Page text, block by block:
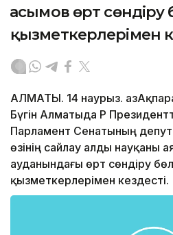
Қасымов өрт сөндіру
қызметкерлерімен
АЛМАТЫ. 14 наурыз.
Бүгін Алматыда ҚР
Парламент Сенатының
өзінің сайлау алды науқаны
ауданындағы өрт сөндіру
қызметкерлерімен кездесті.